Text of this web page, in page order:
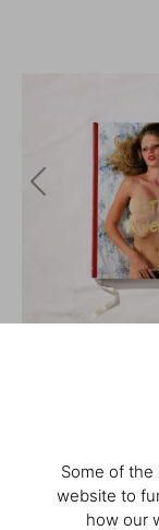
Some of
website to
how our